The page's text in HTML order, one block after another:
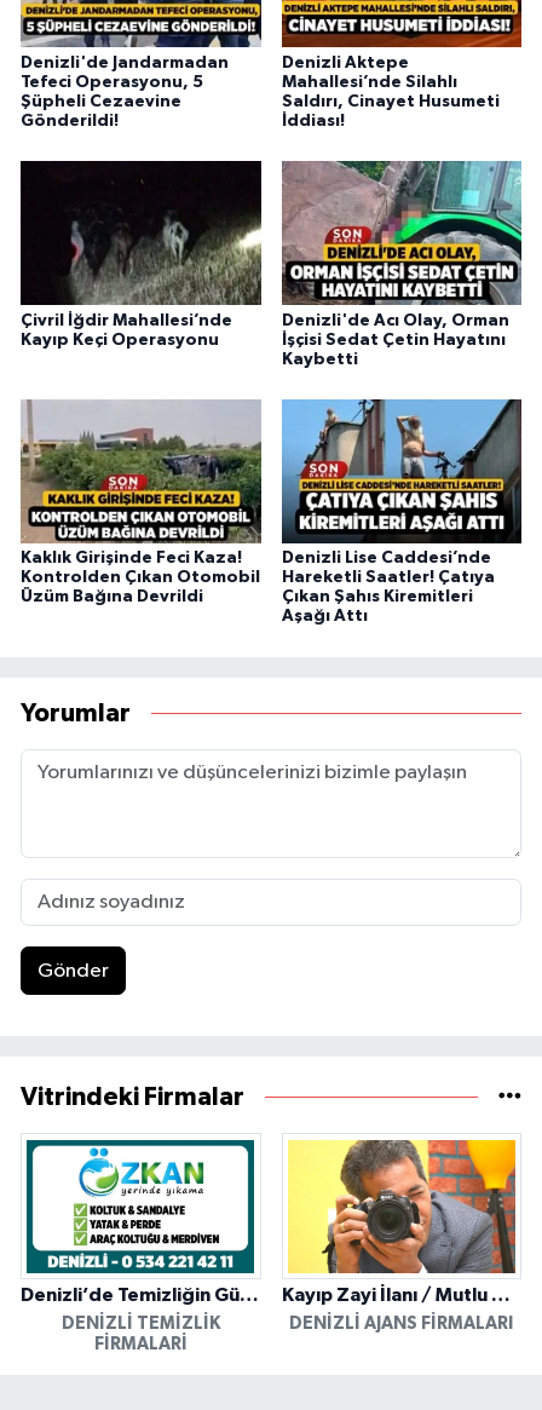
Denizli'de Jandarmadan
Tefeci Operasyonu, 5
Şüpheli Cezaevine
Gönderildi!
Denizli Aktepe
Mahallesi’nde Silahlı
Saldırı, Cinayet Husumeti
İddiası!
Çivril İğdir Mahallesi’nde
Kayıp Keçi Operasyonu
Denizli'de Acı Olay, Orman
İşçisi Sedat Çetin Hayatını
Kaybetti
Kaklık Girişinde Feci Kaza!
Kontrolden Çıkan Otomobil
Üzüm Bağına Devrildi
Denizli Lise Caddesi’nde
Hareketli Saatler! Çatıya
Çıkan Şahıs Kiremitleri
Aşağı Attı
Yorumlar
Gönder
Vitrindeki Firmalar
Denizli’de Temizliğin Güvenilir Adresi: Özkan Yerinde Yıkama
DENIZLI TEMIZLIK
FIRMALARI
Kayıp Zayi İlanı / Mutlu Ajans / Denizli
DENIZLI AJANS FIRMALARI